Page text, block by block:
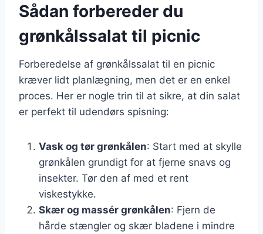
Sådan forbereder du
grønkålssalat til picnic
Forberedelse af grønkålssalat til en picnic
kræver lidt planlægning, men det er en enkel
proces. Her er nogle trin til at sikre, at din salat
er perfekt til udendørs spisning:
Vask og tør grønkålen: Start med at skylle
grønkålen grundigt for at fjerne snavs og
insekter. Tør den af med et rent
viskestykke.
Skær og massér grønkålen: Fjern de
hårde stængler og skær bladene i mindre